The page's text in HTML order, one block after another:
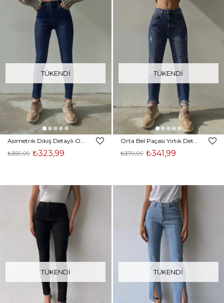
TÜKENDI
₺323,99
₺359,99
TÜKENDI
₺341,99
₺379,99
TÜKENDI TÜKENDI